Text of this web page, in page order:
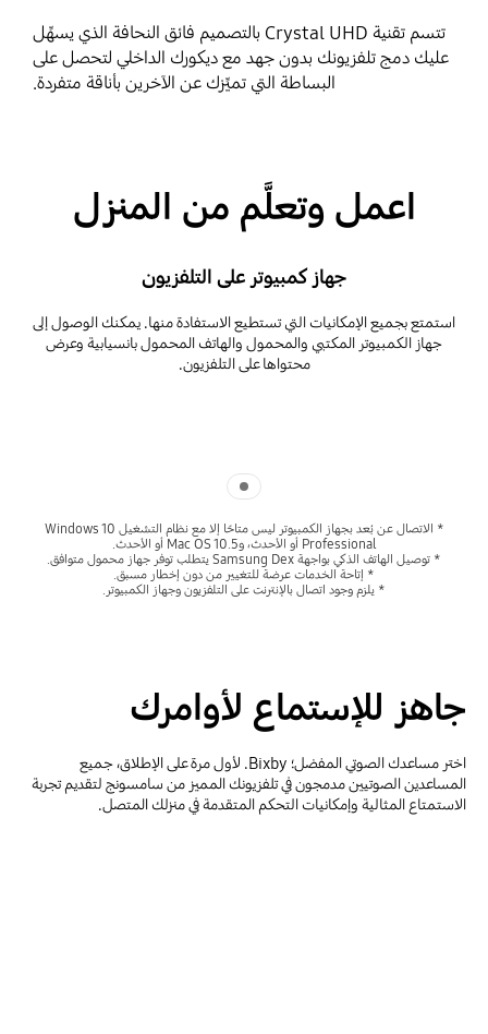
تتسم تقنية Crystal UHD بالتصميم فائق النحافة الذي يسهِّل
عليك دمج تلفزيونك بدون جهد مع ديكورك الداخلي لتحصل على
البساطة التي تميِّزك عن الآخرين بأناقة متفردة.
اعمل وتعلَّم من المنزل
جهاز كمبيوتر على التلفزيون
استمتع بجميع الإمكانيات التي تستطيع الاستفادة منها. يمكنك الوصول إلى
جهاز الكمبيوتر المكتبي والمحمول والهاتف المحمول بانسيابية وعرض
محتواها على التلفزيون.
* الاتصال عن بُعد بجهاز الكمبيوتر ليس متاحًا إلا مع نظام التشغيل Windows 10
Professional أو الأحدث، وMac OS 10.5 أو الأحدث.
* توصيل الهاتف الذكي بواجهة Samsung Dex يتطلب توفر جهاز محمول متوافق.
* إتاحة الخدمات عرضة للتغيير من دون إخطار مسبق.
* يلزم وجود اتصال بالإنترنت على التلفزيون وجهاز الكمبيوتر.
جاهز للإستماع لأوامرك
اختر مساعدك الصوتي المفضل؛ Bixby. لأول مرة على الإطلاق، جميع
المساعدين الصوتيين مدمجون في تلفزيونك المميز من سامسونج لتقديم تجربة
الاستمتاع المثالية وإمكانيات التحكم المتقدمة في منزلك المتصل.